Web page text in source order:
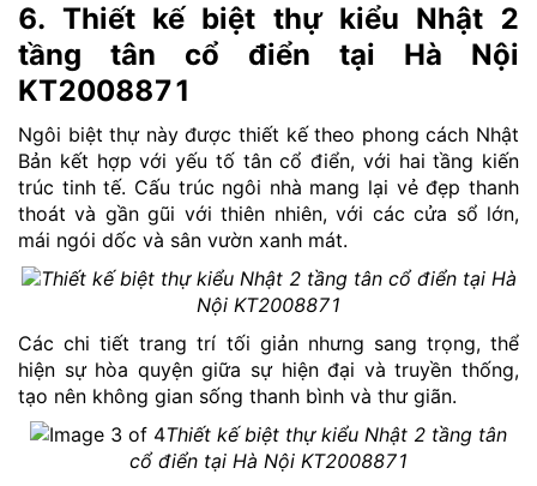
6. Thiết kế biệt thự kiểu Nhật 2
tầng tân cổ điển tại Hà Nội
KT2008871
Ngôi biệt thự này được thiết kế theo phong cách Nhật
Bản kết hợp với yếu tố tân cổ điển, với hai tầng kiến
trúc tinh tế. Cấu trúc ngôi nhà mang lại vẻ đẹp thanh
thoát và gần gũi với thiên nhiên, với các cửa sổ lớn,
mái ngói dốc và sân vườn xanh mát.
Thiết kế biệt thự kiểu Nhật 2 tầng tân cổ điển tại Hà
Nội KT2008871
Các chi tiết trang trí tối giản nhưng sang trọng, thể
hiện sự hòa quyện giữa sự hiện đại và truyền thống,
tạo nên không gian sống thanh bình và thư giãn.
Thiết kế biệt thự kiểu Nhật 2 tầng tân
cổ điển tại Hà Nội KT2008871